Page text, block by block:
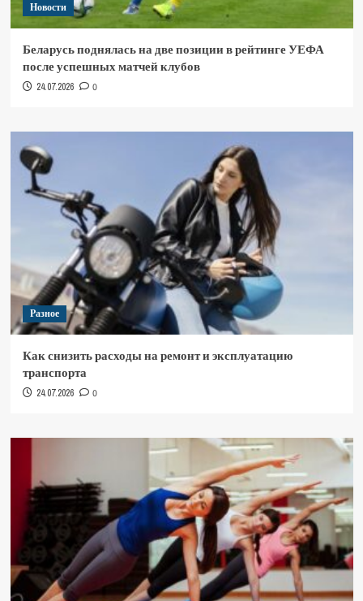
Новости
Беларусь поднялась на две позиции в рейтинге УЕФА
после успешных матчей клубов
24.07.2026 0
Разное
Как снизить расходы на ремонт и эксплуатацию
транспорта
24.07.2026 0